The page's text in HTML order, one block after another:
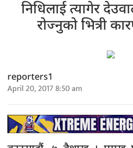
निधिलाई त्यागेर
रोज्नुको भित्री
reporters1
April 20, 2017 8:50 am